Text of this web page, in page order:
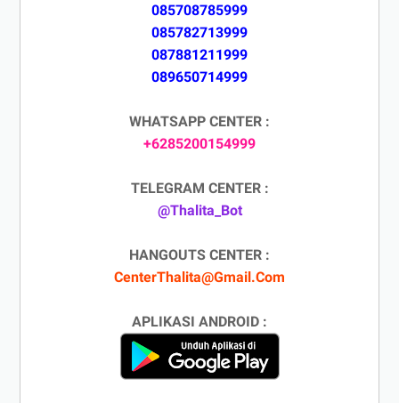
085708785999
085782713999
087881211999
089650714999
WHATSAPP CENTER :
+6285200154999
TELEGRAM CENTER :
@Thalita_Bot
HANGOUTS CENTER :
CenterThalita@Gmail.Com
APLIKASI ANDROID :